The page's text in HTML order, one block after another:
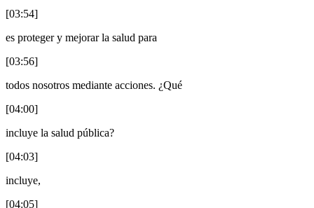
[03:54]
es proteger y mejorar la salud para
[03:56]
todos nosotros mediante acciones. ¿Qué
[04:00]
incluye la salud pública?
[04:03]
incluye,
[04:05]